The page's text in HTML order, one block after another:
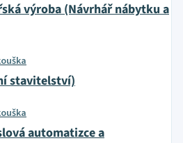
výroba (Návrhář nábytku a
stavitelství)
automatizce a